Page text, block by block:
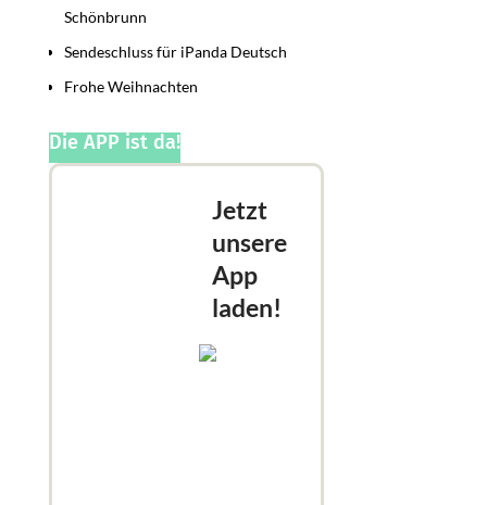
Schönbrunn
Sendeschluss für iPanda Deutsch
Frohe Weihnachten
Die APP ist da!
Jetzt
unsere
App
laden!